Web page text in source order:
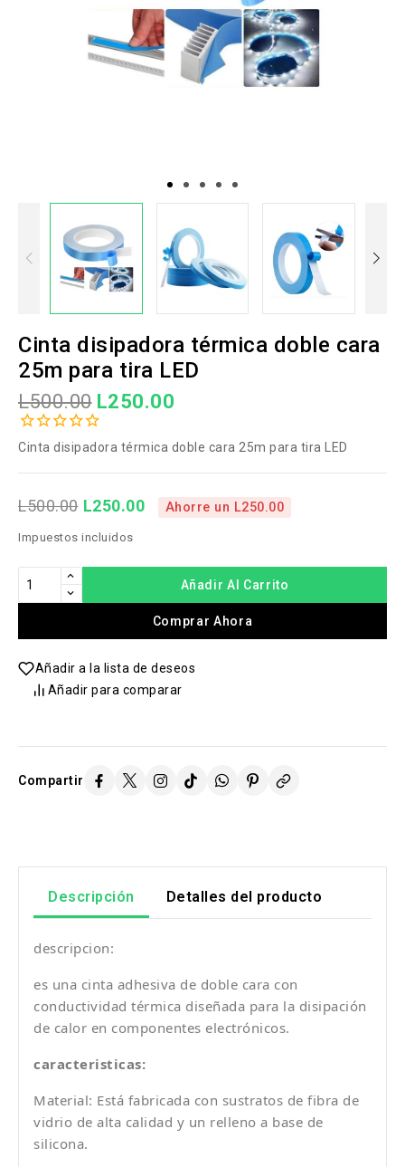
Cinta disipadora térmica doble cara
25m para tira LED
L500.00 L250.00
Cinta disipadora térmica doble cara 25m para tira LED
L500.00 L250.00 Ahorre un L250.00
Impuestos incluidos
Añadir Al Carrito
Comprar Ahora
Añadir a la lista de deseos
Añadir para comparar
Compartir
Descripción Detalles del producto
descripcion:
es una cinta adhesiva de doble cara con
conductividad térmica diseñada para la disipación
de calor en componentes electrónicos.
caracteristicas:
Material: Está fabricada con sustratos de fibra de
vidrio de alta calidad y un relleno a base de
silicona.